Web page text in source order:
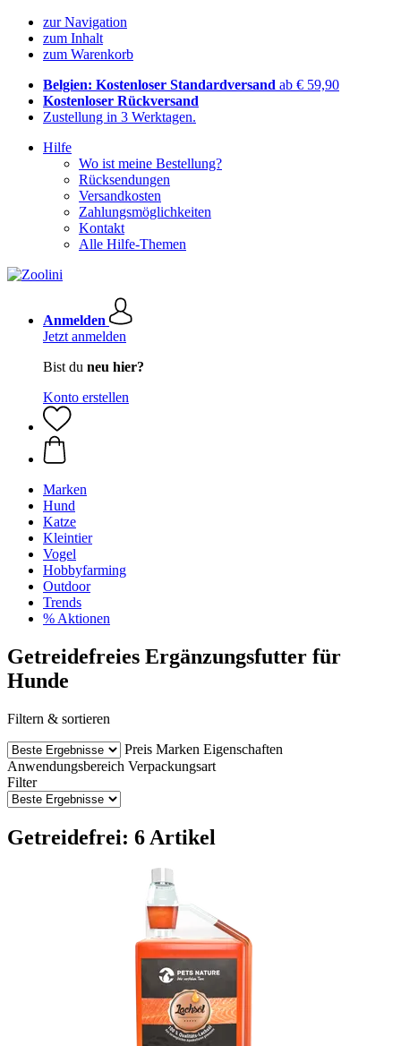
zur Navigation
zum Inhalt
zum Warenkorb
Belgien: Kostenloser Standardversand ab € 59,90
Kostenloser Rückversand
Zustellung in 3 Werktagen.
Hilfe
Wo ist meine Bestellung?
Rücksendungen
Versandkosten
Zahlungsmöglichkeiten
Kontakt
Alle Hilfe-Themen
Anmelden
Jetzt anmelden
Bist du neu hier?
Konto erstellen
Marken
Hund
Katze
Kleintier
Vogel
Hobbyfarming
Outdoor
Trends
% Aktionen
Getreidefreies Ergänzungsfutter für
Hunde
Filtern & sortieren
Preis Marken Eigenschaften
Anwendungsbereich Verpackungsart
Filter
Getreidefrei: 6 Artikel